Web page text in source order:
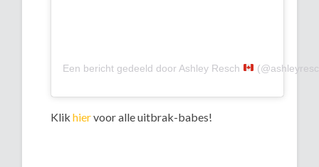
Een bericht gedeeld door Ashley Resch
Klikhiervoor alle uitbrak-babes!